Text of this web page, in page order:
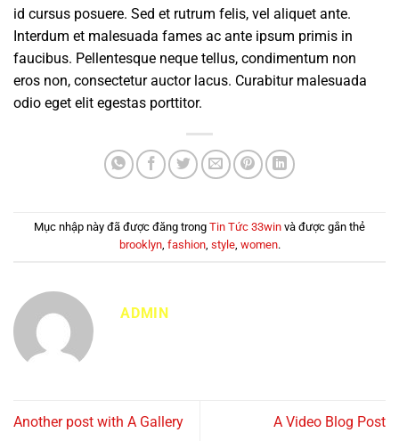
id cursus posuere. Sed et rutrum felis, vel aliquet ante.
Interdum et malesuada fames ac ante ipsum primis in
faucibus. Pellentesque neque tellus, condimentum non
eros non, consectetur auctor lacus. Curabitur malesuada
odio eget elit egestas porttitor.
Mục nhập này đã được đăng trong Tin Tức 33win và được gắn thẻ
brooklyn, fashion, style, women.
ADMIN
Another post with A Gallery A Video Blog Post